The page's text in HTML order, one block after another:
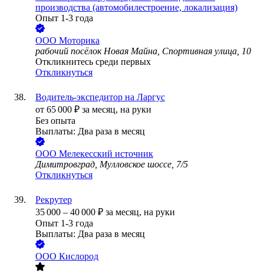
производства (автомобилестроение, локализация)
Опыт 1-3 года
ООО Моторика
рабочий посёлок Новая Майна, Спортивная улица, 10
Откликнитесь среди первых
Откликнуться
Водитель-экспедитор на Ларгус
от 65 000 ₽ за месяц, на руки
Без опыта
Выплаты: Два раза в месяц
ООО Мелекесский источник
Димитровград, Мулловское шоссе, 7/5
Откликнуться
Рекрутер
35 000 – 40 000 ₽ за месяц, на руки
Опыт 1-3 года
Выплаты: Два раза в месяц
ООО Кислород